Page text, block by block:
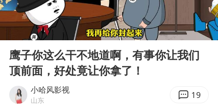
台当局重金为“台独”织“皇帝新衣”
几元成本的AI广告导致千万市值蒸发
老挝国会主席赛宋蓬逝世
白海豚将正面袭击贯穿浙江
酒店回应车内过夜被收150元
Play
00:00 04:22
鹰子你这么干不地道啊，有事你让我们
顶前面，好处竟让你拿了！
小哈风影视
山东 19